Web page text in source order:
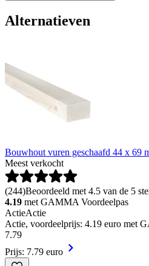
Alternatieven
Bouwhout vuren geschaafd 44 x 69
Meest verkocht
(244)Beoordeeld met 4.5 van de 5
4.19 met GAMMA Voordeelpas
ActieActie
Actie, voordeelprijs: 4.19 euro met
7.79
Prijs: 7.79 euro